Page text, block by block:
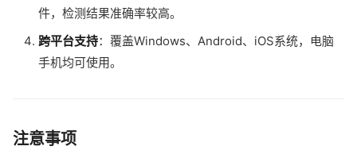
件，检测结果准确率较高。
跨平台支持：覆盖Windows、Android、iOS系统，电脑
手机均可使用。
注意事项